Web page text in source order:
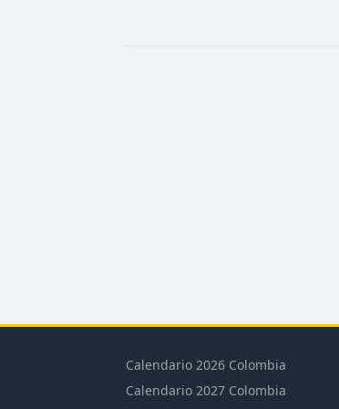
Calendario 2026 Colombia
Calendario 2027 Colombia